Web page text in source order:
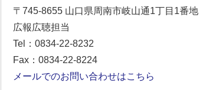
〒745-8655 山口県周南市岐山通1丁目1番地
広報広聴担当
Tel：0834-22-8232
Fax：0834-22-8224
メールでのお問い合わせはこちら